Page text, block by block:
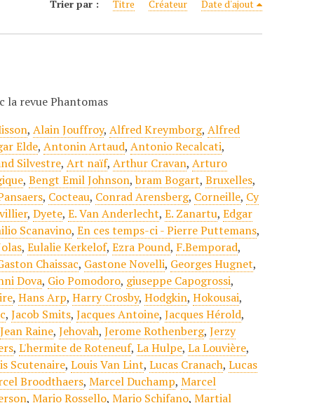
Trier par : Titre Créateur Date d'ajout
la revue Phantomas
,Alain Jouffroy,Alfred Kreymborg,Alfred
Elde,Antonin Artaud,Antonio Recalcati,
Silvestre,Art naïf,Arthur Cravan,Arturo
,Bengt Emil Johnson,bram Bogart,Bruxelles,
, Cocteau, Conrad Arensberg, Corneille, Cy
,Dyete,E. Van Anderlecht,E. Zanartu,Edgar
Scanavino,En ces temps-ci - Pierre Puttemans,
,Eulalie Kerkelof,Ezra Pound, F.Bemporad,
Chaissac, Gastone Novelli, Georges Hugnet,
Dova, Gio Pomodoro, giuseppe Capogrossi,
,Hans Arp,Harry Crosby,Hodgkin,Hokousai,
,Jacob Smits,Jacques Antoine,Jacques Hérold,
Jean Raine,Jehovah,Jerome Rothenberg,Jerzy
,L'hermite de Roteneuf,La Hulpe,La Louvière,
Scutenaire,Louis Van Lint,Lucas Cranach,Lucas
Broodthaers,Marcel Duchamp,Marcel
,Mario Rossello,Mario Schifano,Martial